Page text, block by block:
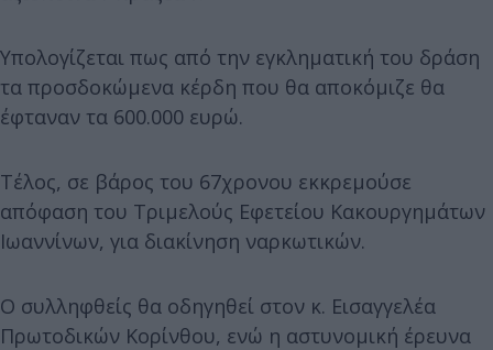
Υπολογίζεται πως από την εγκληματική του δράση
τα προσδοκώμενα κέρδη που θα αποκόμιζε θα
έφταναν τα 600.000 ευρώ.
Τέλος, σε βάρος του 67χρονου εκκρεμούσε
απόφαση του Τριμελούς Εφετείου Κακουργημάτων
Ιωαννίνων, για διακίνηση ναρκωτικών.
Ο συλληφθείς θα οδηγηθεί στον κ. Εισαγγελέα
Πρωτοδικών Κορίνθου, ενώ η αστυνομική έρευνα